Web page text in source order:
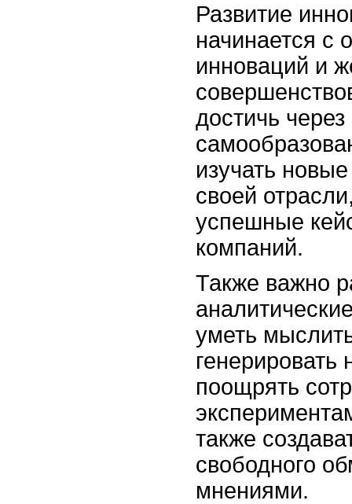
Развитие
начинается с
инноваций и
достичь
изучать
своей
успешные
компаний.
Также важно
уметь
поощрять
также
свободного
мнениями.